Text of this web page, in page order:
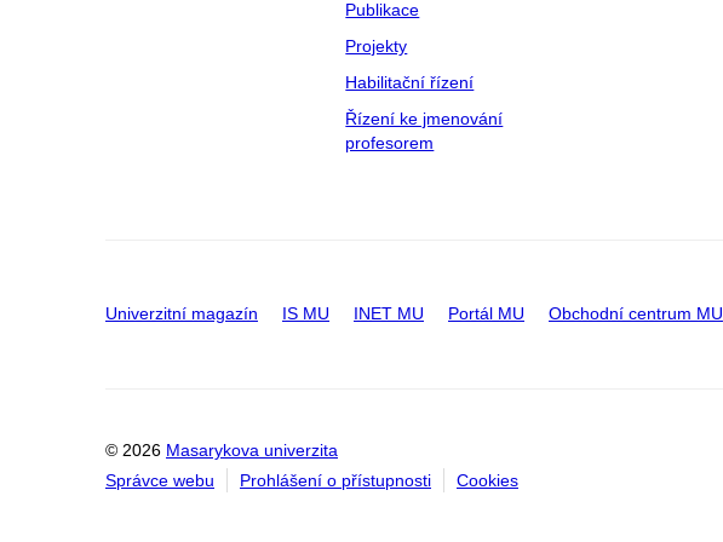
Publikace
Projekty
Habilitační řízení
Řízení ke jmenování
profesorem
Univerzitní magazín IS MU INET MU Portál MU Obchodní centrum MU
© 2026 Masarykova univerzita
Správce webu
Prohlášení o přístupnosti Cookies